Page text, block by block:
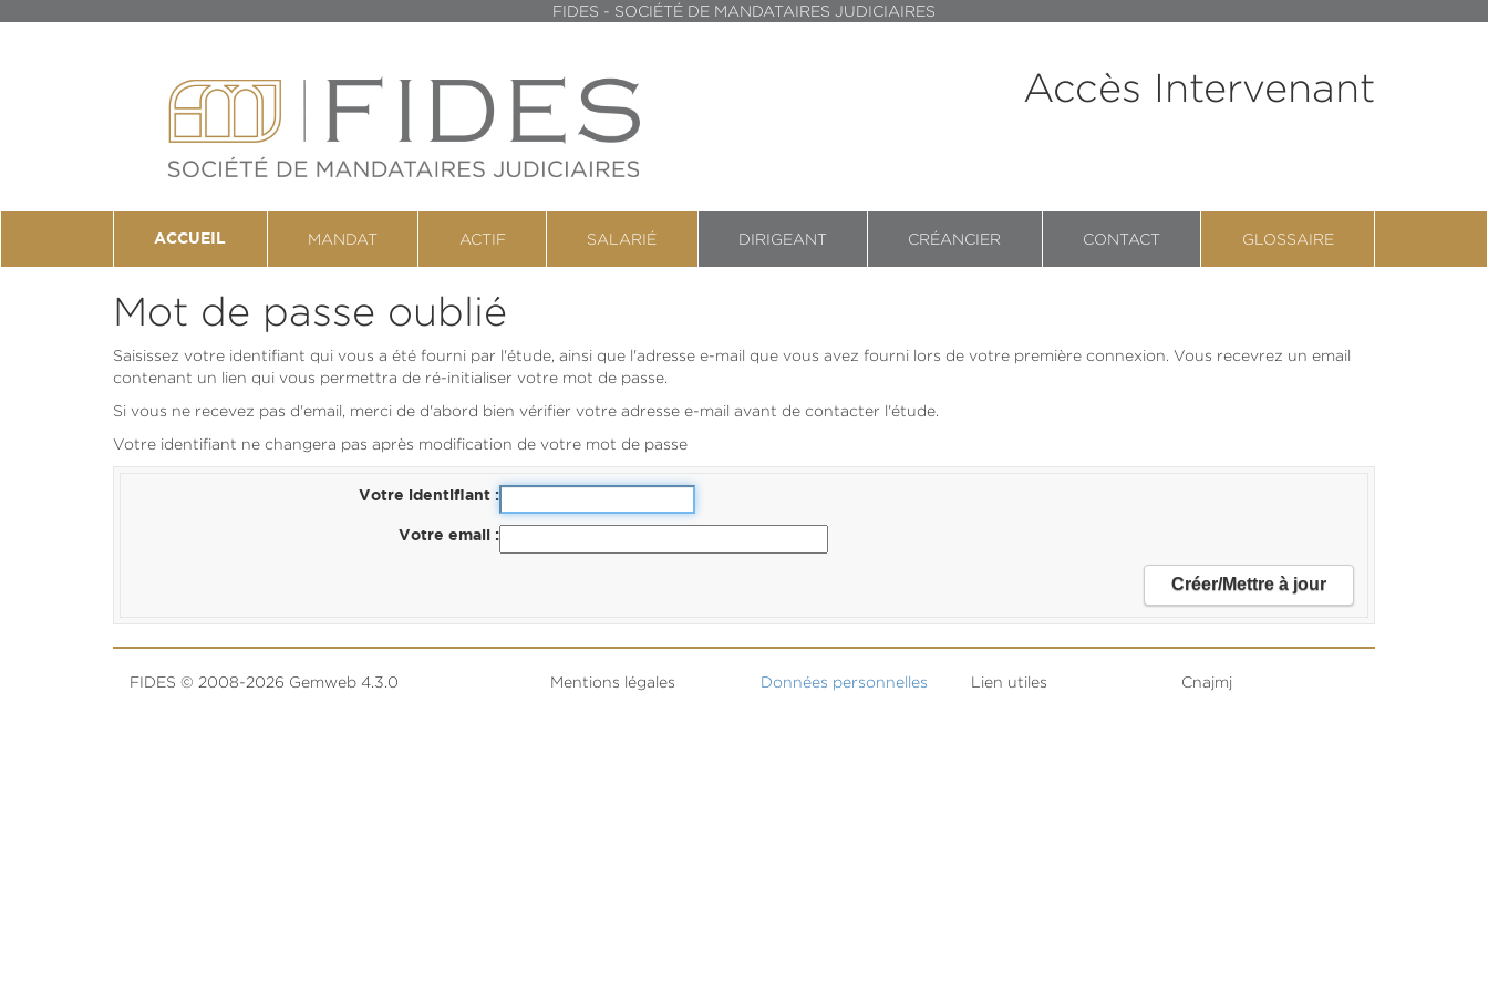
FIDES - SOCIÉTÉ DE MANDATAIRES JUDICIAIRES
Accès Intervenant
ACCUEIL MANDAT ACTIF SALARIÉ DIRIGEANT CRÉANCIER CONTACT GLOSSAIRE
Mot de passe oublié
Saisissez votre identifiant qui vous a été fourni par l'étude, ainsi que l'adresse e-mail que vous avez fourni lors de votre première connexion. Vous recevrez un email
contenant un lien qui vous permettra de ré-initialiser votre mot de passe.
Si vous ne recevez pas d'email, merci de d'abord bien vérifier votre adresse e-mail avant de contacter l'étude.
Votre identifiant ne changera pas après modification de votre mot de passe
Votre identifiant
Votre email
FIDES © 2008-2026 Gemweb 4.3.0 Mentions légales Données personnelles Lien utiles Cnajmj